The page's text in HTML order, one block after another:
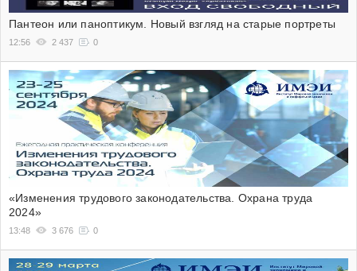
Пантеон или паноптикум. Новый взгляд на старые портреты
12:56 2 437 0
«Изменения трудового законодательства. Охрана труда
2024»
13:48 3 676 0